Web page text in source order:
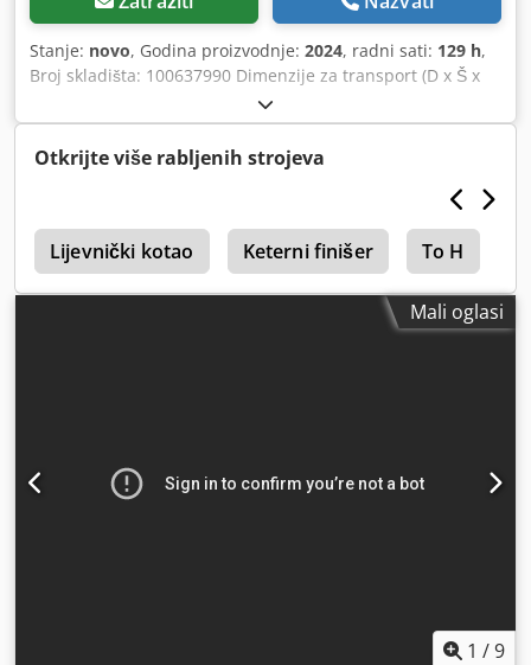
Stanje: novo, Godina proizvodnje: 2024, radni sati: 129 h,
Broj skladišta: 100637990 Dimenzije za transport (D x Š x
V): 0 x 0 x 0 ---- dobro stanje Crjdpfozkzyqjx Agtef
Otkrijte više rabljenih strojeva
Lijevnički kotao Keterni finišer To H
Mali oglasi
1 /9